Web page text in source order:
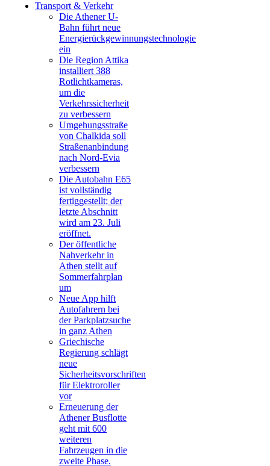
Transport & Verkehr
Die Athener U-
Bahn führt neue
Energierückgewinnungstechnologie
ein
Die Region Attika
installiert 388
Rotlichtkameras,
um die
Verkehrssicherheit
zu verbessern
Umgehungsstraße
von Chalkida soll
Straßenanbindung
nach Nord-Evia
verbessern
Die Autobahn E65
ist vollständig
fertiggestellt; der
letzte Abschnitt
wird am 23. Juli
eröffnet.
Der öffentliche
Nahverkehr in
Athen stellt auf
Sommerfahrplan
um
Neue App hilft
Autofahrern bei
der Parkplatzsuche
in ganz Athen
Griechische
Regierung schlägt
neue
Sicherheitsvorschriften
für Elektroroller
vor
Erneuerung der
Athener Busflotte
geht mit 600
weiteren
Fahrzeugen in die
zweite Phase.